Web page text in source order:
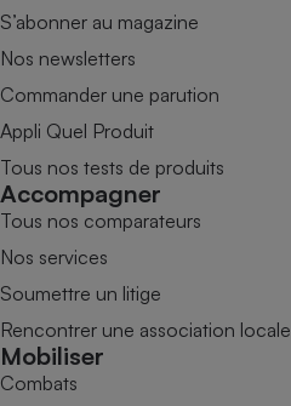
S’abonner au magazine
Nos newsletters
Commander une parution
Appli Quel Produit
Tous nos tests de produits
Accompagner
Tous nos comparateurs
Nos services
Soumettre un litige
Rencontrer une association locale
Mobiliser
Combats